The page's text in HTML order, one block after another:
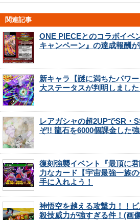
関連記事
ONE PIECEとのコラボイベ
キャンペーン』の達成報酬が
新キャラ【謎に満ちたパワ
大ステータスが判明しました
レアガシャの超2UPでSR・
ぞ!! 龍石を6000個課金した
復刻強襲イベント『最頂に
力なカード【宇宙最強一族
手に入れよう！
神悟空を越える攻撃力！！
殺技威力が強すぎる件！(画